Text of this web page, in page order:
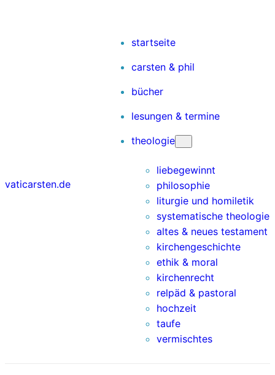
vaticarsten.de
startseite
carsten & phil
bücher
lesungen & termine
theologie
liebegewinnt
philosophie
liturgie und homiletik
systematische theologie
altes & neues testament
kirchengeschichte
ethik & moral
kirchenrecht
relpäd & pastoral
hochzeit
taufe
vermischtes